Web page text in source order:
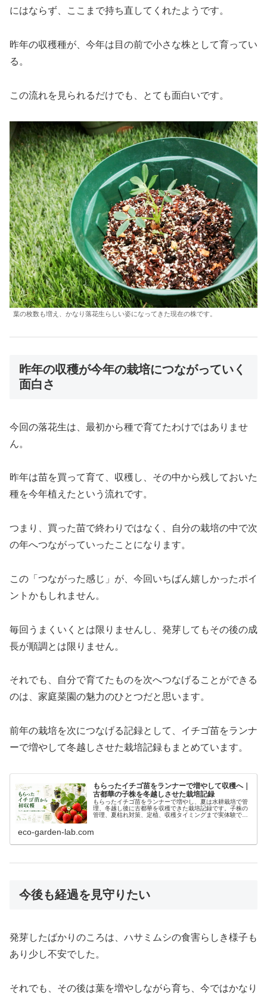
にはならず、ここまで持ち直してくれたようです。
昨年の収穫種が、今年は目の前で小さな株として育ってい
る。
この流れを見られるだけでも、とても面白いです。
葉の枚数も増え、かなり落花生らしい姿になってきた現在の株です。
昨年の収穫が今年の栽培につながっていく
面白さ
今回の落花生は、最初から種で育てたわけではありませ
ん。
昨年は苗を買って育て、収穫し、その中から残しておいた
種を今年植えたという流れです。
つまり、買った苗で終わりではなく、自分の栽培の中で次
の年へつながっていったことになります。
この「つながった感じ」が、今回いちばん嬉しかったポイ
ントかもしれません。
毎回うまくいくとは限りませんし、発芽してもその後の成
長が順調とは限りません。
それでも、自分で育てたものを次へつなげることができる
のは、家庭菜園の魅力のひとつだと思います。
前年の栽培を次につなげる記録として、イチゴ苗をランナ
ーで増やして冬越しさせた栽培記録もまとめています。
もらったイチゴ苗をランナーで増やして収穫へ｜
古都華の子株を冬越しさせた栽培記録
もらったイチゴ苗をランナーで増やし、夏は水耕栽培で管
理、冬越し後に古都華を収穫できた栽培記録です。子株の
管理、夏枯れ対策、定植、収穫タイミングまで実体験でま
eco-garden-lab.com
今後も経過を見守りたい
発芽したばかりのころは、ハサミムシの食害らしき様子も
あり少し不安でした。
それでも、その後は葉を増やしながら育ち、今ではかなり